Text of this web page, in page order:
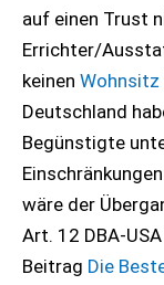
auf einen Trust
Errichter/
keinen Wohnsitz
Deutschland
Begünstigte
wäre der
Art. 12 DBA-
Beitrag Die